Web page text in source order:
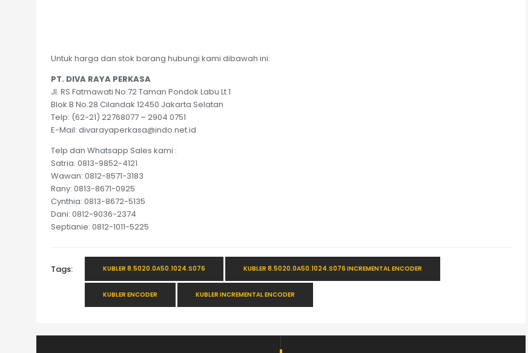
Untuk harga dan stok barang hubungi kami dibawah ini:
PT. DIVA RAYA PERKASA
Jl. RS Fatmawati No.72 Taman Pondok Labu Lt.1
Blok B No.28 Cilandak 12450 Jakarta Selatan
Telp: (62-21) 22768077 – 2904 0751
E-Mail: divarayaperkasa@indo.net.id
Telp dan Whatsapp Sales kami :
Satria: 0813-9852-4121
Wawan: 0812-8571-3183
Rany: 0813-8671-0925
Cynthia: 0813-8672-5135
Dani: 0812-9036-2374
Septianie: 0812-1011-5225
Tags: KUBLER 8.5020.0A50.1024.S076 KUBLER 8.5020.0A50.1024.S076 INCREMENTAL ENCODER
KUBLER ENCODER KUBLER INCREMENTAL ENCODER